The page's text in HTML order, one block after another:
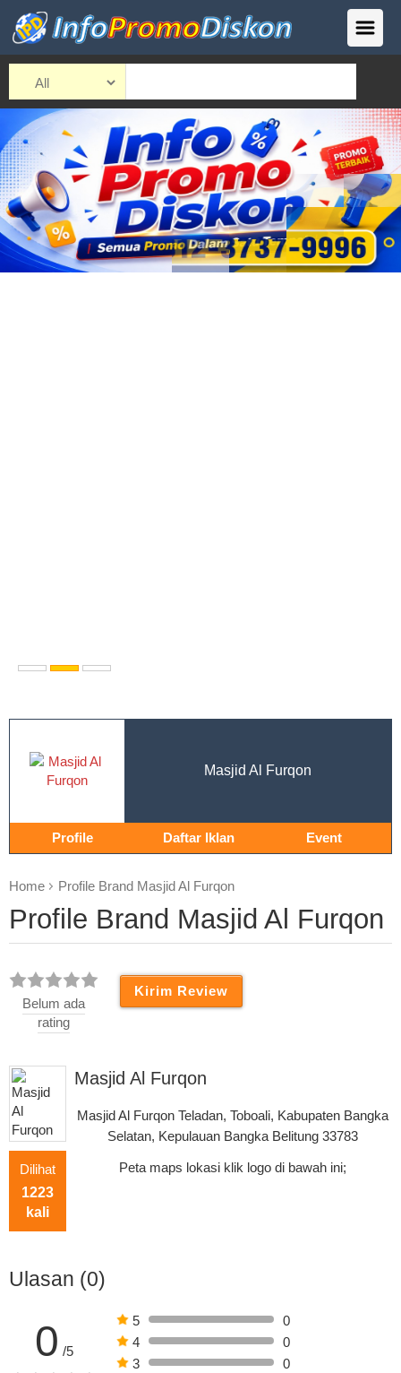
Masjid Al Furqon
Profile Daftar Iklan Event
Home Profile Brand Masjid Al Furqon
Profile Brand Masjid Al Furqon
Belum ada
rating
Dilihat
1223
kali
Masjid Al Furqon
Masjid Al Furqon Teladan, Toboali, Kabupaten Bangka
Selatan, Kepulauan Bangka Belitung 33783
Peta maps lokasi klik logo di bawah ini;
Ulasan (0)
0 /5
5
0
4
0
3
0